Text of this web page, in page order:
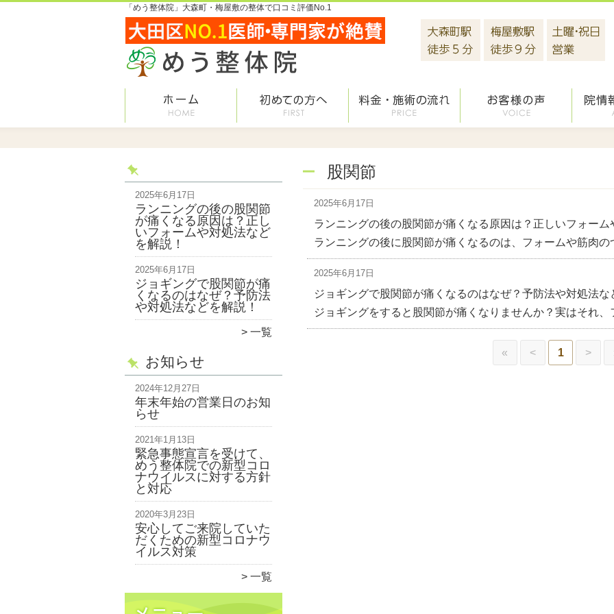
「めう整体院」大森町・梅屋敷の整体で口コミ評価No.1
2025年6月17日
ランニングの後の股関節
が痛くなる原因は？正し
いフォームや対処法など
を解説！
2025年6月17日
ジョギングで股関節が痛
くなるのはなぜ？予防法
や対処法などを解説！
一覧
お知らせ
2024年12月27日
年末年始の営業日のお知
らせ
2021年1月13日
緊急事態宣言を受けて、
めう整体院での新型コロ
ナウイルスに対する方針
と対応
2020年3月23日
安心してご来院していた
だくための新型コロナウ
イルス対策
一覧
股関節
2025年6月17日
ランニングの後の股関節が痛くなる原因は？正しいフォーム
ランニングの後に股関節が痛くなるのは、フォームや筋肉
2025年6月17日
ジョギングで股関節が痛くなるのはなぜ？予防法や対処法な
ジョギングをすると股関節が痛くなりませんか？実はそれ
« < 1 >